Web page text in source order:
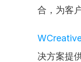
合，为客
决方案提